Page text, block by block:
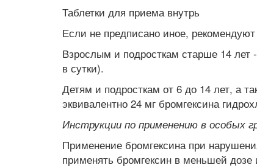
Таблетки для приема внутрь
Если не предписано иное,
Взрослым и подросткам старше 14 лет
в сутки).
Детям и подросткам от 6 до 14 лет, а
эквивалентно 24 мг бромгексина
Инструкции по применению в особых
Применение бромгексина при
применять бромгексин в меньшей